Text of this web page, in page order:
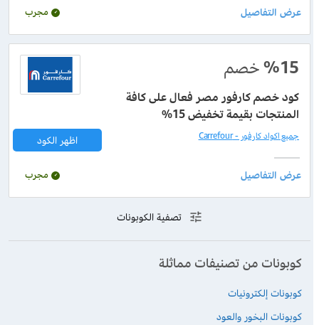
مجرب
%15خصم
كود خصم كارفور مصر فعال على كافة
المنتجات بقيمة تخفيض 15%
اظهر الكود جميع اكواد كارفور - Carrefour
مجرب
تصفية الكوبونات
كوبونات من تصنيفات مماثلة
كوبونات إلكترونيات
كوبونات البخور والعود